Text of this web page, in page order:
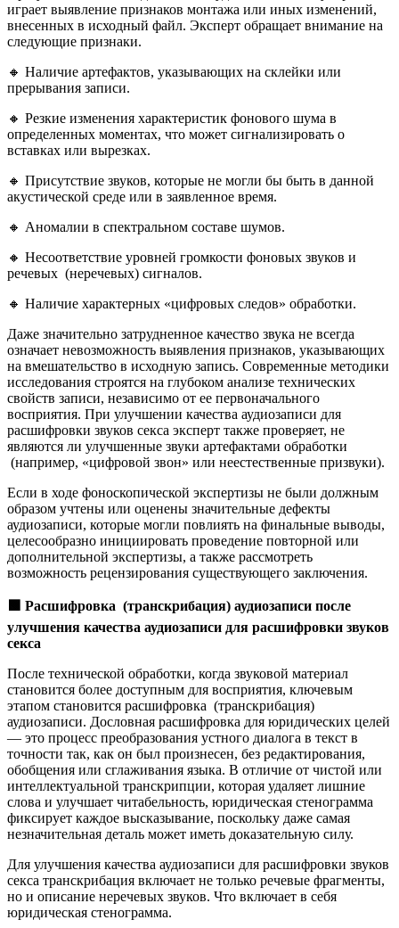
играет выявление признаков монтажа или иных изменений,
внесенных в исходный файл. Эксперт обращает внимание на
следующие признаки.
🔸 Наличие артефактов, указывающих на склейки или
прерывания записи.
🔸 Резкие изменения характеристик фонового шума в
определенных моментах, что может сигнализировать о
вставках или вырезках.
🔸 Присутствие звуков, которые не могли бы быть в данной
акустической среде или в заявленное время.
🔸 Аномалии в спектральном составе шумов.
🔸 Несоответствие уровней громкости фоновых звуков и
речевых (неречевых) сигналов.
🔸 Наличие характерных «цифровых следов» обработки.
Даже значительно затрудненное качество звука не всегда
означает невозможность выявления признаков, указывающих
на вмешательство в исходную запись. Современные методики
исследования строятся на глубоком анализе технических
свойств записи, независимо от ее первоначального
восприятия. При улучшении качества аудиозаписи для
расшифровки звуков секса эксперт также проверяет, не
являются ли улучшенные звуки артефактами обработки
(например, «цифровой звон» или неестественные призвуки).
Если в ходе фоноскопической экспертизы не были должным
образом учтены или оценены значительные дефекты
аудиозаписи, которые могли повлиять на финальные выводы,
целесообразно инициировать проведение повторной или
дополнительной экспертизы, а также рассмотреть
возможность рецензирования существующего заключения.
Расшифровка (транскрибация) аудиозаписи после
улучшения качества аудиозаписи для расшифровки звуков
секса
После технической обработки, когда звуковой материал
становится более доступным для восприятия, ключевым
этапом становится расшифровка (транскрибация)
аудиозаписи. Дословная расшифровка для юридических целей
— это процесс преобразования устного диалога в текст в
точности так, как он был произнесен, без редактирования,
обобщения или сглаживания языка. В отличие от чистой или
интеллектуальной транскрипции, которая удаляет лишние
слова и улучшает читабельность, юридическая стенограмма
фиксирует каждое высказывание, поскольку даже самая
незначительная деталь может иметь доказательную силу.
Для улучшения качества аудиозаписи для расшифровки звуков
секса транскрибация включает не только речевые фрагменты,
но и описание неречевых звуков. Что включает в себя
юридическая стенограмма.